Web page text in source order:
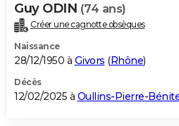
Guy ODIN (74 ans)
Créer une cagnotte obsèques
Naissance
28/12/1950 à Givors (Rhône)
Décès
12/02/2025 à Oullins-Pierre-